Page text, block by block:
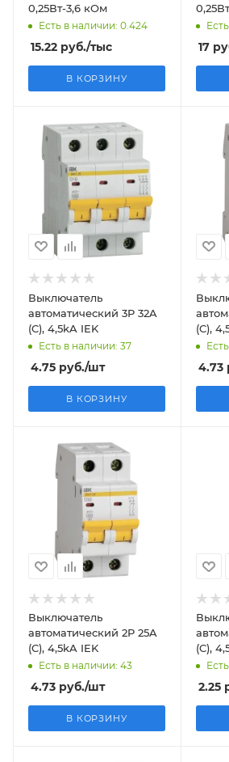
0,25Вт-3,6 кОм
Есть в наличии: 0.424
15.22 руб./тыс
В КОРЗИНУ
17
Выключатель
автоматический 3P 32A
(C), 4,5kA IEK
Есть в наличии: 37
4.75 руб./шт
В КОРЗИНУ
(C),
4.73
Выключатель
автоматический 2P 25A
(C), 4,5kA IEK
Есть в наличии: 43
4.73 руб./шт
В КОРЗИНУ
(C),
2.25